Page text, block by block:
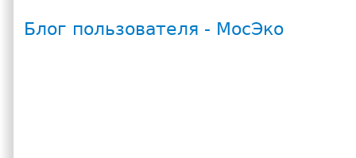
Блог пользователя - МосЭко